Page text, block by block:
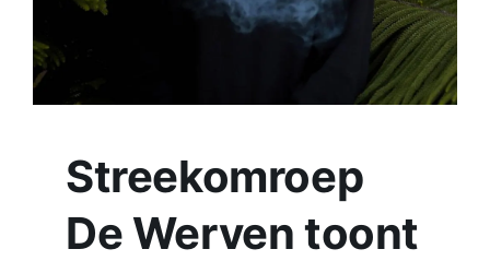
Streekomroep
De Werven toont